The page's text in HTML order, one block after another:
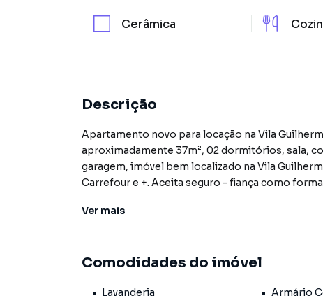
Cerâmica
Descrição
Apartamento novo para locação na Vila Guilherme, primeira
aproximadamente 37m², 02 dormitórios, sala,
garagem, imóvel bem localizado na Vila Guilherme, ao lado da Marginal Tietê, próximo a mercado
Carrefour e +. Aceita seguro - fiança como
encontrou o que procurava ou deseja mais
Ver mais
Comodidades do imóvel
Lavanderia Armário